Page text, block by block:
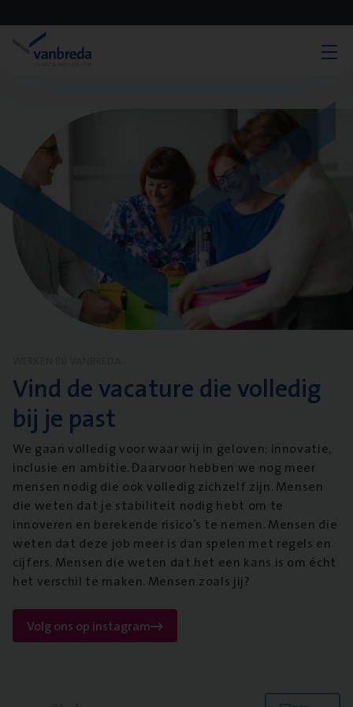
Vind de vacature die volledig
bij je past
We gaan volledig voor waar wij in geloven: innovatie,
inclusie en ambitie. Daarvoor hebben we nog meer
mensen nodig die ook volledig zichzelf zijn. Mensen
die weten dat je stabiliteit nodig hebt om te
innoveren en berekende risico’s te nemen. Mensen die
weten dat deze job meer is dan spelen met regels en
cijfers. Mensen die weten dat het een kans is om écht
het verschil te maken. Mensen zoals jij?
Volg ons op instagram